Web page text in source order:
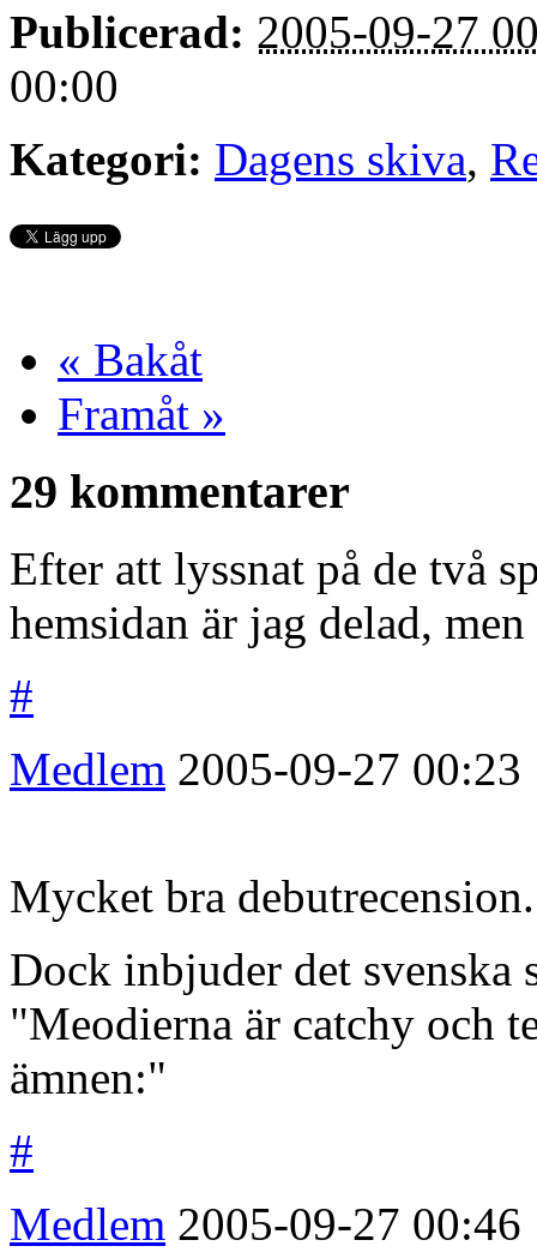
Publicerad: 2005-09-27
00:00
Kategori: Dagens skiva,
« Bakåt
Framåt »
29 kommentarer
Efter att lyssnat på de två
hemsidan är jag delad,
#
Medlem 2005-09-27 00:23
Mycket bra debutrecension.
Dock inbjuder det svenska
"Meodierna är catchy och
ämnen:"
#
Medlem 2005-09-27 00:46